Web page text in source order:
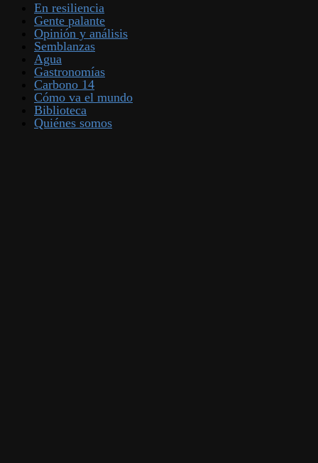
En resiliencia
Gente palante
Opinión y análisis
Semblanzas
Agua
Gastronomías
Carbono 14
Cómo va el mundo
Biblioteca
Quiénes somos